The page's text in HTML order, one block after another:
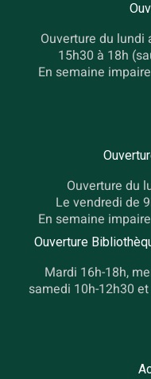
Ouverture du lundi
15h30 à 18h
En semaine
Ouverture du
Le vendredi de
En semaine
Ouverture
Mardi 16h-18h,
samedi 10h-12h30